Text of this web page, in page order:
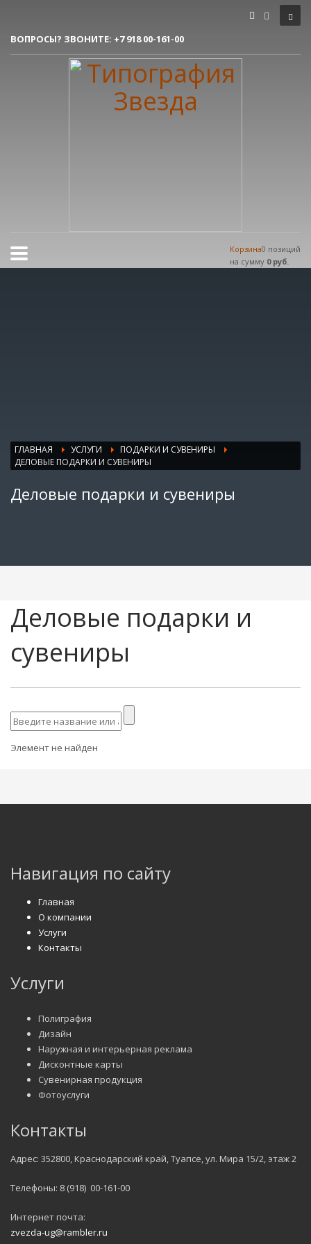
1 Вы делаете заявку.
Согласовываем макет.
Получаете готовый заказ!
ВОПРОСЫ? ЗВОНИТЕ: +7 918 00-161-00
Корзина0 позиций
на сумму 0 руб.
ГЛАВНАЯ УСЛУГИ
ПОДАРКИ И СУВЕНИРЫ
ДЕЛОВЫЕ ПОДАРКИ И СУВЕНИРЫ
Деловые подарки и сувениры
Деловые подарки и
сувениры
Элемент не найден
Навигация по сайту
Главная
О компании
Услуги
Контакты
Услуги
Полиграфия
Дизайн
Наружная и интерьерная реклама
Дисконтные карты
Сувенирная продукция
Фотоуслуги
Контакты
Адрес: 352800, Краснодарский край, Туапсе, ул. Мира 15/2, этаж 2
Телефоны: 8 (918) 00-161-00
Интернет почта:
zvezda-ug@rambler.ru